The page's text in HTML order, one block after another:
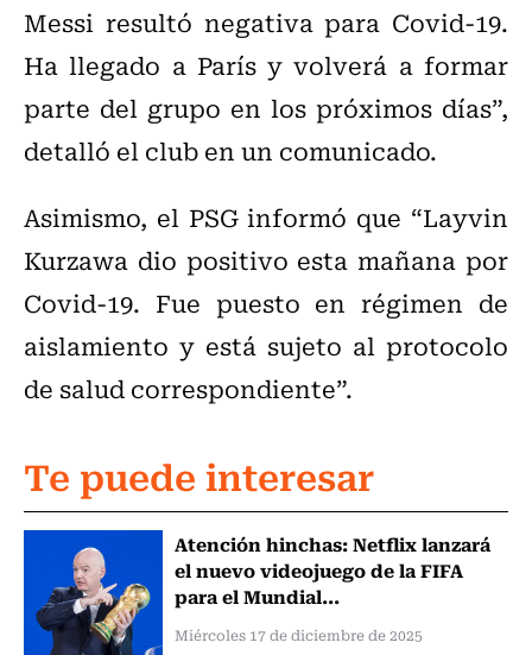
Messi resultó negativa para Covid-19.
Ha llegado a París y volverá a formar
parte del grupo en los próximos días”,
detalló el club en un comunicado.
Asimismo, el PSG informó que “Layvin
Kurzawa dio positivo esta mañana por
Covid-19. Fue puesto en régimen de
aislamiento y está sujeto al protocolo
de salud correspondiente”.
Te puede interesar
Atención hinchas: Netflix lanzará
el nuevo videojuego de la FIFA
para el Mundial...
Miércoles 17 de diciembre de 2025